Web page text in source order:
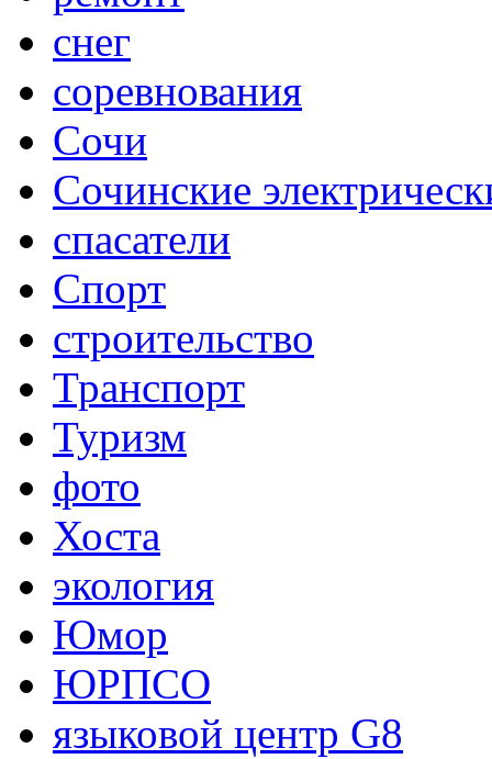
снег
соревнования
Сочи
Сочинские
спасатели
Спорт
строительство
Транспорт
Туризм
фото
Хоста
экология
Юмор
ЮРПСО
языковой центр G8